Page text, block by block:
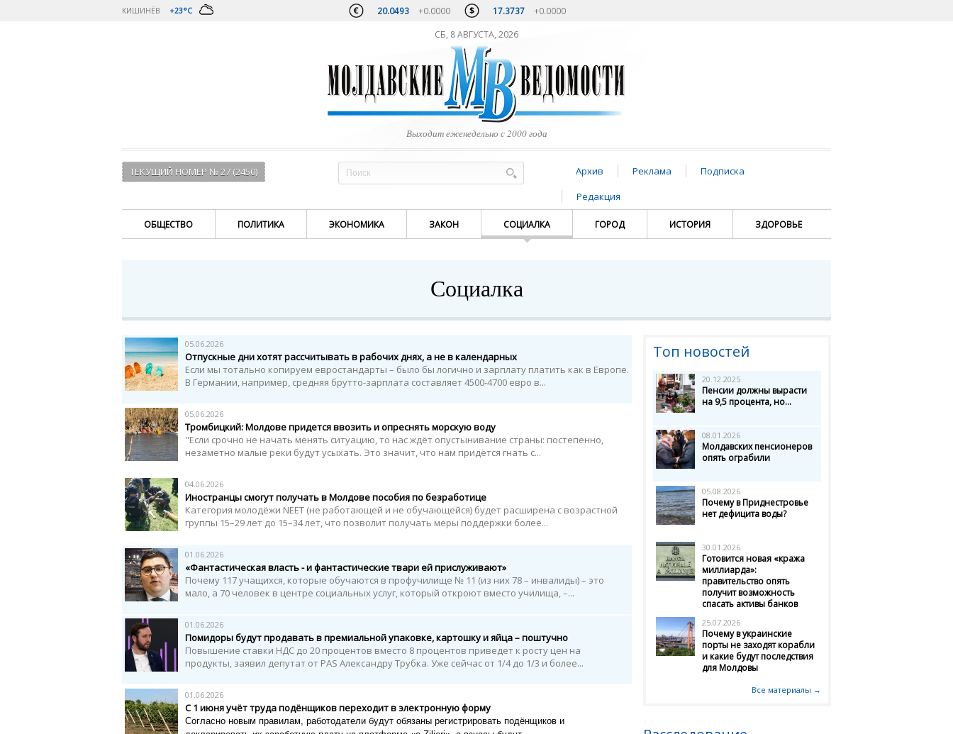
КИШИНЁВ +23°C 20.0493 +0.0000 17.3737 +0.0000
СБ, 8 АВГУСТА, 2026
Выходит еженедельно с 2000 года
ТЕКУЩИЙ НОМЕР № 27 (2450) Архив Реклама
Подписка
Редакция
ОБЩЕСТВО ПОЛИТИКА ЭКОНОМИКА ЗАКОН СОЦИАЛКА ГОРОД ИСТОРИЯ ЗДОРОВЬЕ
Социалка
05.06.2026
Отпускные дни хотят рассчитывать в рабочих днях, а не в календарных
Если мы тотально копируем евростандарты – было бы логично и зарплату платить как в Европе.
В Германии, например, средняя брутто-зарплата составляет 4500-4700 евро в...
05.06.2026
Тромбицкий: Молдове придется ввозить и опреснять морскую воду
"Если срочно не начать менять ситуацию, то нас ждёт опустынивание страны: постепенно,
незаметно малые реки будут усыхать. Это значит, что нам придётся гнать с...
04.06.2026
Иностранцы смогут получать в Молдове пособия по безработице
Категория молодёжи NEET (не работающей и не обучающейся) будет расширена с возрастной
группы 15–29 лет до 15–34 лет, что позволит получать меры поддержки более...
01.06.2026
«Фантастическая власть - и фантастические твари ей прислуживают»
Почему 117 учащихся, которые обучаются в профучилище № 11 (из них 78 – инвалиды) – это
мало, а 70 человек в центре социальных услуг, который откроют вместо училища, –...
01.06.2026
Помидоры будут продавать в премиальной упаковке, картошку и яйца – поштучно
Повышение ставки НДС до 20 процентов вместо 8 процентов приведет к росту цен на
продукты, заявил депутат от PAS Александру Трубка. Уже сейчас от 1/4 до 1/3 и более...
01.06.2026
С 1 июня учёт труда подёнщиков переходит в электронную форму
Согласно новым правилам, работодатели будут обязаны регистрировать подёнщиков и
Топ новостей
20.12.2025
Пенсии должны вырасти
на 9,5 процента, но...
08.01.2026
Молдавских пенсионеров
опять ограбили
05.08.2026
Почему в Приднестровье
нет дефицита воды?
30.01.2026
Готовится новая «кража
миллиарда»:
правительство опять
получит возможность
спасать активы банков
25.07.2026
Почему в украинские
порты не заходят корабли
и какие будут последствия
для Молдовы
Все материалы →